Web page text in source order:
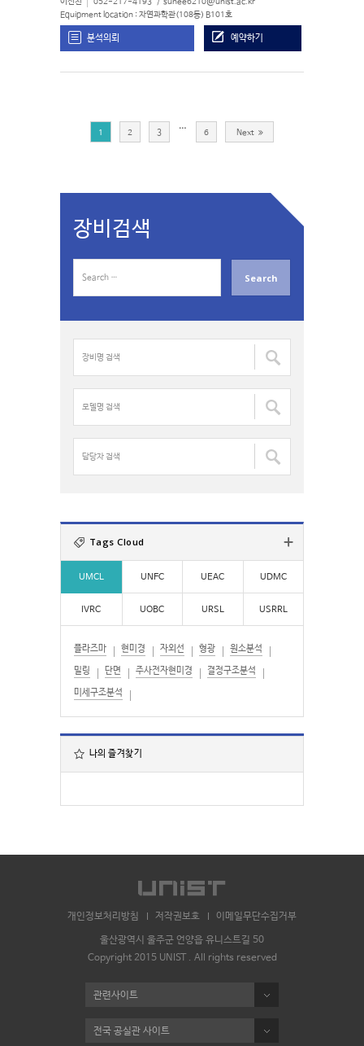
이선진 052-217-4193 sunee6210@unist.ac.kr
Equipment location : 자연과학관(108동) B101호
분석의뢰 예약하기
1 2 3 … 6 Next
장비검색
a
명
색
:
델
명
:자
:
Tags Cloud
UMCL UNFC UEAC UDMC
IVRC UOBC URSL USRRL
플라즈마 현미경 자외선 형광 원소분석
밀링 단면 주사전자현미경 결정구조분석
미세구조분석
나의 즐겨찾기
개인정보처리방침 저작권보호 이메일무단수집거부
울산광역시 울주군 언양읍 유니스트길 50
Copyright 2015 UNIST . All rights reserved
관련사이트
전국 공실관 사이트